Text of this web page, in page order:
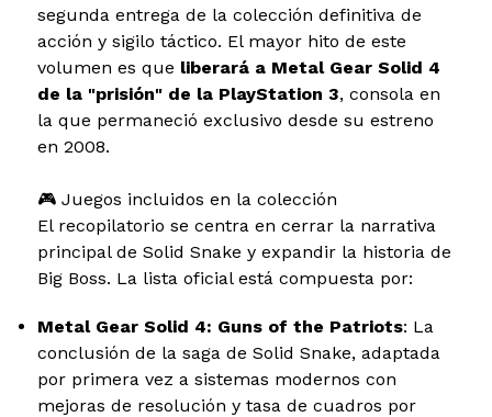
segunda entrega de la colección definitiva de
acción y sigilo táctico. El mayor hito de este
volumen es que liberará a Metal Gear Solid 4
de la "prisión" de la PlayStation 3, consola en
la que permaneció exclusivo desde su estreno
en 2008.
🎮 Juegos incluidos en la colección
El recopilatorio se centra en cerrar la narrativa
principal de Solid Snake y expandir la historia de
Big Boss. La lista oficial está compuesta por:
Metal Gear Solid 4: Guns of the Patriots: La
conclusión de la saga de Solid Snake, adaptada
por primera vez a sistemas modernos con
mejoras de resolución y tasa de cuadros por